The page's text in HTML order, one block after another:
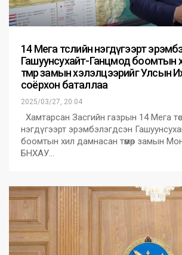
14 Мега төслийн нэгдүгээрт
Гашуунсухайт-Ганцмод боомтын
төмөр замын хэлэлцээрийг Улсын Их
соёрхон баталлаа
2025/03/27, 20:04
Хамтарсан Засгийн газрын 14 Мега
нэгдүгээрт эрэмбэлэгдсэн
боомтын хил дамнасан төмөр замын
БНХАУ…